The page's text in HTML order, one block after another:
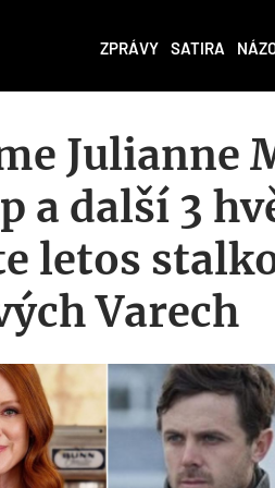
ZPRÁVY SATIRA
Julianne
a další 3
letos
Varech